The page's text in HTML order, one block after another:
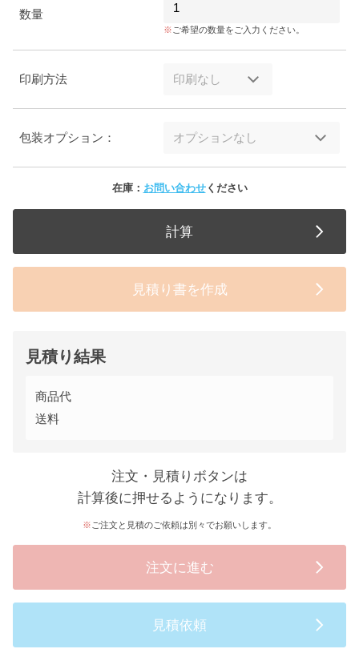
数量
ご希望の数量をご入力ください。
印刷方法
包装オプション：
在庫： お問い合わせください
計算
見積り書を作成
見積り結果
商品代
送料
注文・見積りボタンは
計算後に押せるようになります。
ご注文と見積のご依頼は別々でお願いします。
注文に進む
見積依頼